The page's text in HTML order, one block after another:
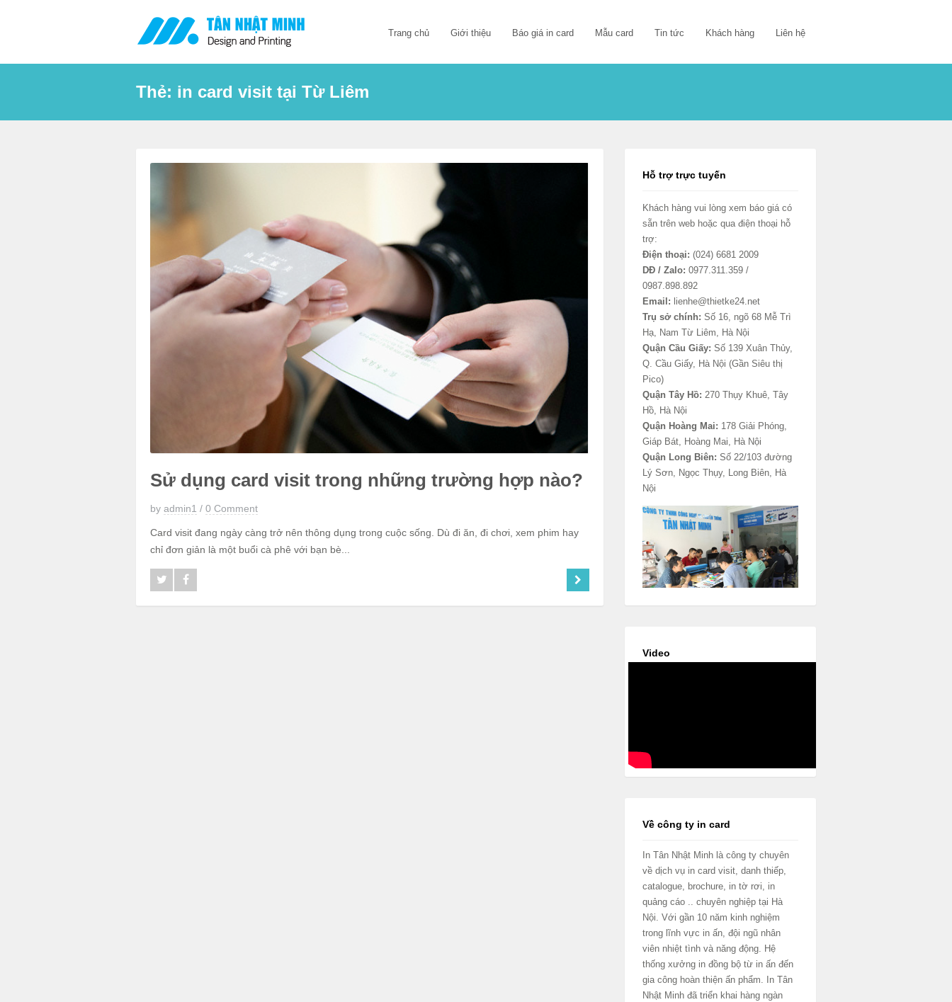
Trang chủ Giới thiệu Báo giá in card Mẫu card Tin tức Khách hàng Liên hệ
Thẻ: in card visit tại Từ Liêm
Sử dụng card visit trong những trường hợp nào?
by admin1 / 0 Comment
Card visit đang ngày càng trở nên thông dụng trong cuộc sống. Dù đi ăn, đi chơi, xem phim hay
chỉ đơn giản là một buổi cà phê với bạn bè...
Hỗ trợ trực tuyến
Khách hàng vui lòng xem báo giá có
sẵn trên web hoặc qua điện thoại hỗ
trợ:
Điện thoại: (024) 6681 2009
DĐ / Zalo: 0977.311.359 /
0987.898.892
Email: lienhe@thietke24.net
Trụ sở chính: Số 16, ngõ 68 Mễ Trì
Hạ, Nam Từ Liêm, Hà Nội
Quận Cầu Giấy: Số 139 Xuân Thủy,
Q. Cầu Giấy, Hà Nội (Gần Siêu thị
Pico)
Quận Tây Hồ: 270 Thụy Khuê, Tây
Hồ, Hà Nội
Quận Hoàng Mai: 178 Giải Phóng,
Giáp Bát, Hoàng Mai, Hà Nội
Quận Long Biên: Số 22/103 đường
Lý Sơn, Ngọc Thụy, Long Biên, Hà
Nội
Video
Về công ty in card
In Tân Nhật Minh là công ty chuyên
về dịch vụ in card visit, danh thiếp,
catalogue, brochure, in tờ rơi, in
quảng cáo .. chuyên nghiệp tại Hà
Nội. Với gần 10 năm kinh nghiệm
trong lĩnh vực in ấn, đội ngũ nhân
viên nhiệt tình và năng động. Hệ
thống xưởng in đồng bộ từ in ấn đến
gia công hoàn thiện ấn phẩm. In Tân
Nhật Minh đã triển khai hàng ngàn